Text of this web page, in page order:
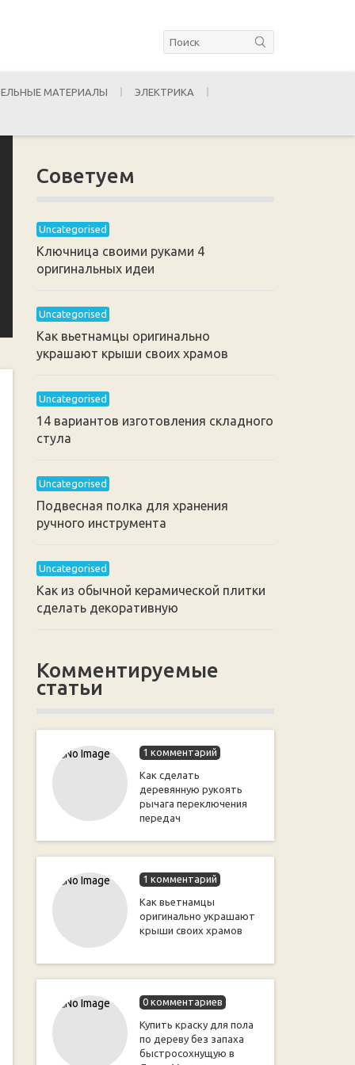
МАТЕРИАЛЫ ЭЛЕКТРИКА
Советуем
Uncategorised
Ключница своими руками 4
оригинальных идеи
Uncategorised
Как вьетнамцы оригинально
украшают крыши своих храмов
Uncategorised
14 вариантов изготовления складного
стула
Uncategorised
Подвесная полка для хранения
ручного инструмента
Uncategorised
Как из обычной керамической плитки
сделать декоративную
Комментируемые
статьи
1 комментарий
Как сделать
деревянную рукоять
рычага переключения
передач
1 комментарий
Как вьетнамцы
оригинально украшают
крыши своих храмов
0 комментариев
Купить краску для пола
по дереву без запаха
быстросохнущую в